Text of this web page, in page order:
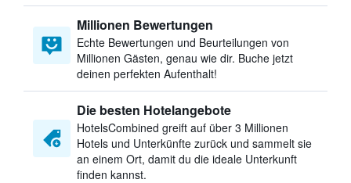
Millionen Bewertungen
Echte Bewertungen und Beurteilungen von
Millionen Gästen, genau wie dir. Buche jetzt
deinen perfekten Aufenthalt!
Die besten Hotelangebote
HotelsCombined greift auf über 3 Millionen
Hotels und Unterkünfte zurück und sammelt sie
an einem Ort, damit du die ideale Unterkunft
finden kannst.